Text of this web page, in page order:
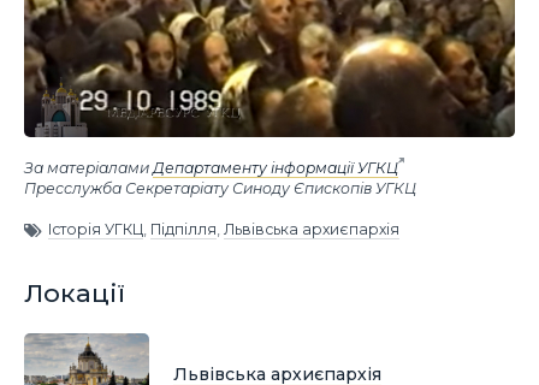
За матеріаламиДепартаменту інформації УГКЦ
Пресслужба Секретаріату Синоду Єпископів УГКЦ
Історія УГКЦ, Підпілля, Львівська архиєпархія
Локації
Львівська архиєпархія